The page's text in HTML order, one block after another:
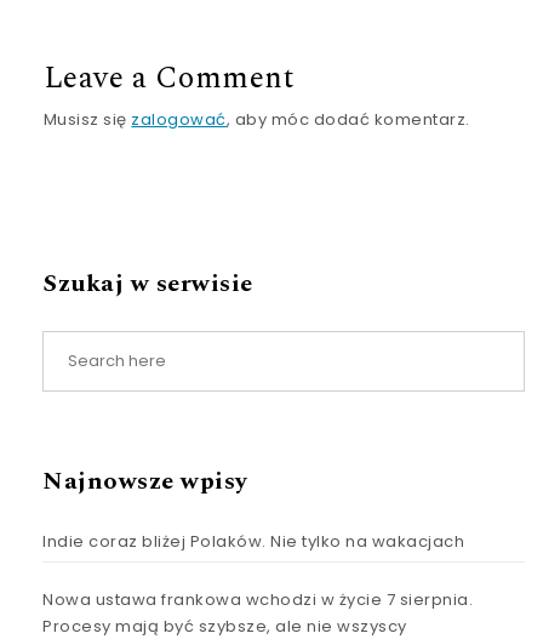
Leave a Comment
Musisz się zalogować, aby móc dodać komentarz.
Szukaj w serwisie
Najnowsze wpisy
Indie coraz bliżej Polaków. Nie tylko na wakacjach
Nowa ustawa frankowa wchodzi w życie 7 sierpnia.
Procesy mają być szybsze, ale nie wszyscy